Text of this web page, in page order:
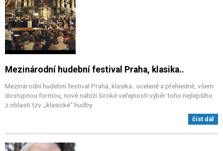
Mezinárodní hudební festival Praha, klasika..
Mezinárodní hudební festival Praha, klasika.. uceleně a přehledně, všem
dostupnou formou, nově nabízí široké veřejnosti výběr toho nejlepšího
z oblasti tzv. „klasické“ hudby.
číst dál